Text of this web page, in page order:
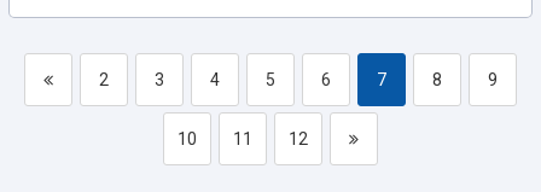
2 3 4 5 6 7 8 9
10 11 12